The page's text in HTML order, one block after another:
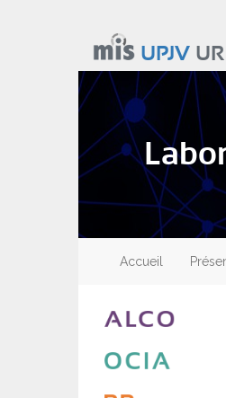
UPJV
Main
navigation
Accueil